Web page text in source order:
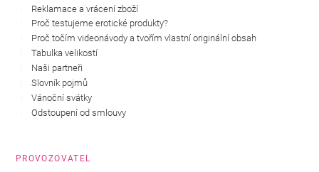
Reklamace a vrácení zboží
Proč testujeme erotické produkty?
Proč točím videonávody a tvořím vlastní originální obsah
Tabulka velikostí
Naši partneři
Slovník pojmů
Vánoční svátky
Odstoupení od smlouvy
PROVOZOVATEL